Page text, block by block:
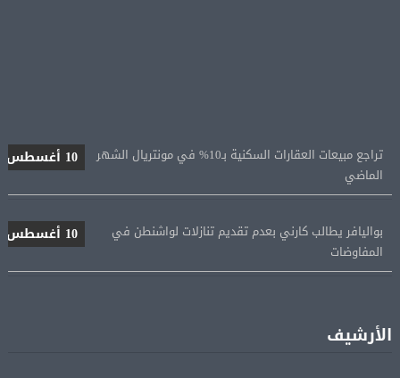
الماضي
بواليافر يطالب كارني بعدم تقديم تنازلات لواشنطن في
المفاوضات
حرائق الغابات تجتاح غرب أمريكا وكندا وتجبر آلاف السكان
الأرشيف